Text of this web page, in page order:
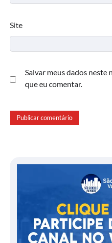
Site
Salvar meus dados neste
que eu comentar.